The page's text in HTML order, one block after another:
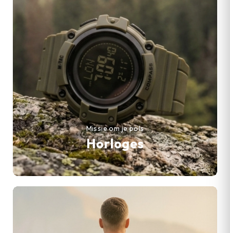
Horloges
Missie om je pols